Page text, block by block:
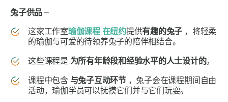
兔子供品 –
这家工作室瑜伽课程在纽约提供有趣的兔子 ，将轻柔
的瑜伽与可爱的待领养兔子的陪伴相结合。
这些课程是 为所有年龄段和经验水平的人士设计的。
课程中包含与兔子互动环节，兔子会在课程期间自由
活动，瑜伽学员可以抚摸它们并与它们玩耍。